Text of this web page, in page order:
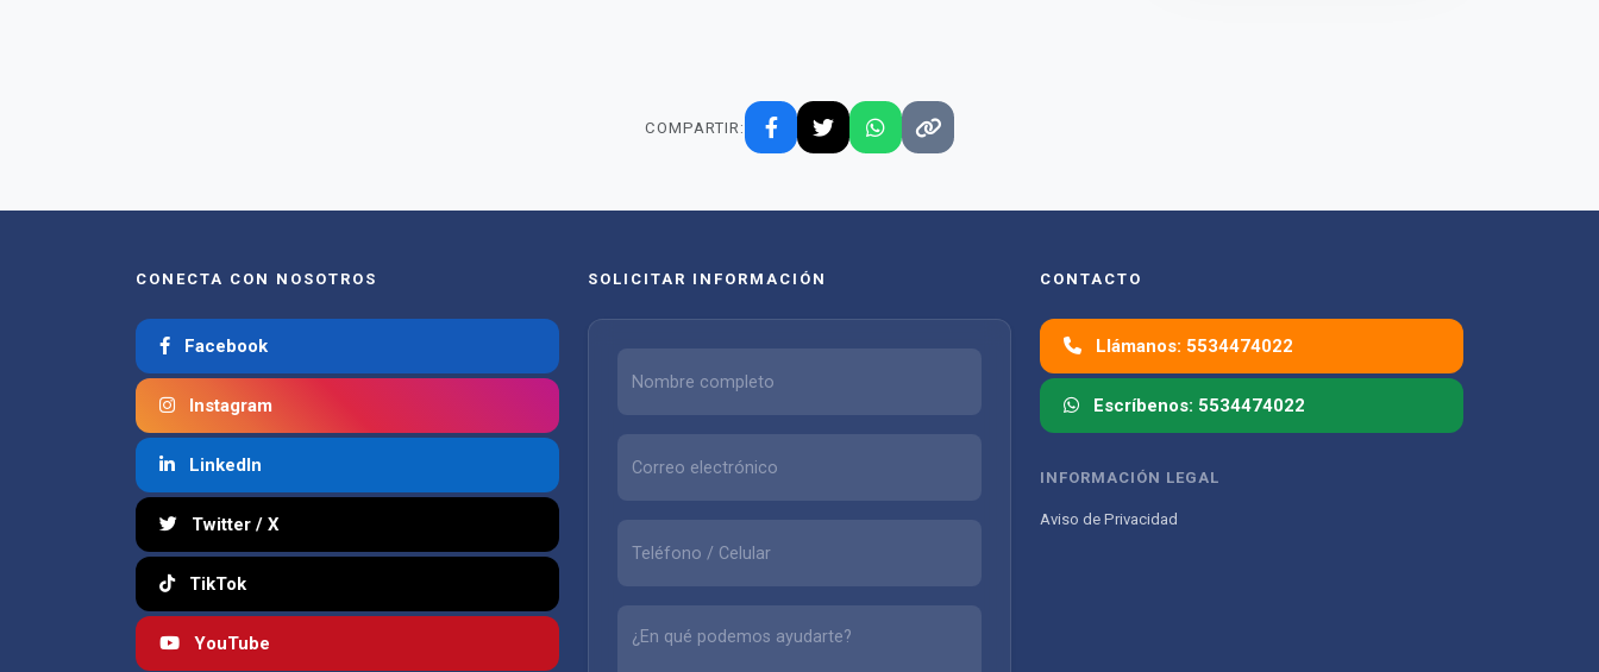
COMPARTIR:
CONECTA CON NOSOTROS
Facebook
Instagram
LinkedIn
Twitter / X
TikTok
YouTube
SOLICITAR INFORMACIÓN CONTACTO
Llámanos: 5534474022
Escríbenos: 5534474022
INFORMACIÓN LEGAL
Aviso de Privacidad